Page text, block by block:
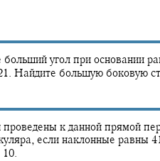
больший угол при основании
Найдите большую боковую
проведены к данной прямой
если наклонные равны
10.